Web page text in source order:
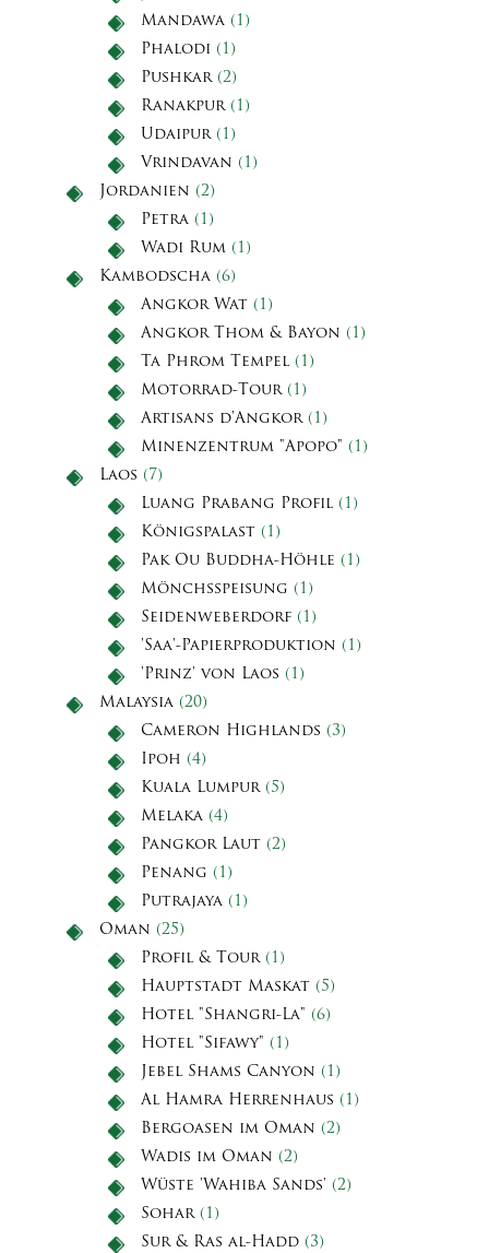
Mandawa (1)
Phalodi (1)
Pushkar(2)
Ranakpur(1)
Udaipur(1)
Vrindavan (1)
Jordanien (2)
Petra (1)
Wadi Rum (1)
Kambodscha (6)
Angkor Wat (1)
Angkor Thom & Bayon (1)
Ta Phrom Tempel (1)
Motorrad-Tour(1)
Artisans d'Angkor(1)
Minenzentrum "Apopo" (1)
Laos (7)
Luang Prabang Profil (1)
Königspalast (1)
Pak Ou Buddha-Höhle (1)
Mönchsspeisung (1)
Seidenweberdorf (1)
'Saa'-Papierproduktion (1)
'Prinz' von Laos (1)
Malaysia (20)
Cameron Highlands (3)
Ipoh (4)
Kuala Lumpur(5)
Melaka (4)
Pangkor Laut (2)
Penang (1)
Putrajaya (1)
Oman (25)
Profil & Tour(1)
Hauptstadt Maskat (5)
Hotel "Shangri-La" (6)
Hotel "Sifawy" (1)
Jebel Shams Canyon (1)
Al Hamra Herrenhaus (1)
Bergoasen im Oman (2)
Wadis im Oman (2)
Wüste 'Wahiba Sands' (2)
Sohar(1)
Sur & Ras al-Hadd (3)